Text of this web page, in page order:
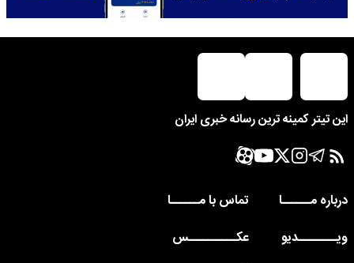
این تیتر کمینه ترین رسانه خبری ایران
درباره مــــــا
تماس با مــــــا
ویــــــــدیو
عکــــــــــس